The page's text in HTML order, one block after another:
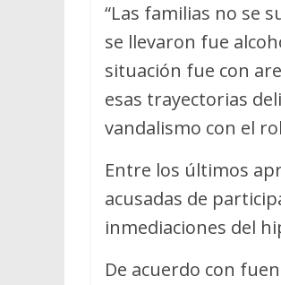
“Las familias no se
se llevaron fue
situación fue con
esas trayectorias
vandalismo con el
Entre los últimos
acusadas de
inmediaciones del
De acuerdo con